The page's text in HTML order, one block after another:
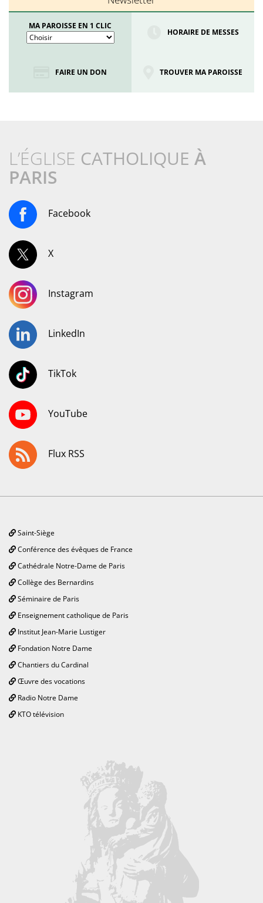
MA PAROISSE EN 1 CLIC
HORAIRE DE MESSES
FAIRE UN DON TROUVER MA PAROISSE
L’ÉGLISE CATHOLIQUE À
PARIS
Facebook
X
Instagram
LinkedIn
TikTok
YouTube
Flux RSS
Saint-Siège
Conférence des évêques de France
Cathédrale Notre-Dame de Paris
Collège des Bernardins
Séminaire de Paris
Enseignement catholique de Paris
Institut Jean-Marie Lustiger
Fondation Notre Dame
Chantiers du Cardinal
Œuvre des vocations
Radio Notre Dame
KTO télévision